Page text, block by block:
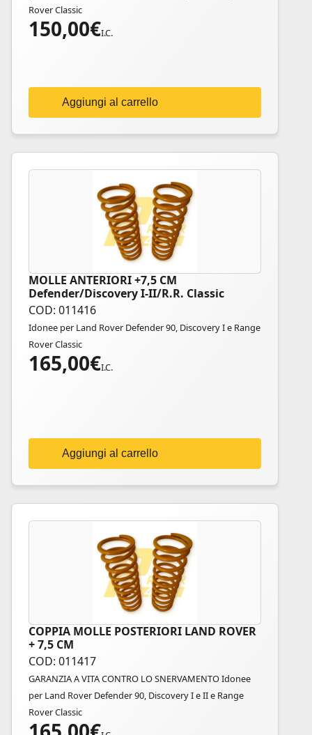
Rover Classic
150,00€I.C.
Aggiungi al carrello
MOLLE ANTERIORI +7,5 CM
Defender/Discovery I-II/R.R. Classic
COD: 011416
Idonee per Land Rover Defender 90, Discovery I e Range
Rover Classic
165,00€I.C.
Aggiungi al carrello
COPPIA MOLLE POSTERIORI LAND ROVER
+ 7,5 CM
COD: 011417
GARANZIA A VITA CONTRO LO SNERVAMENTO Idonee
per Land Rover Defender 90, Discovery I e II e Range
Rover Classic